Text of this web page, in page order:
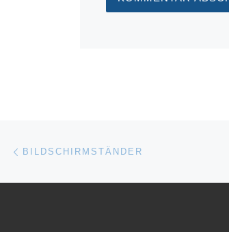
Beitragsnavigation
BILDSCHIRMSTÄNDER